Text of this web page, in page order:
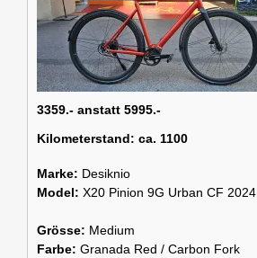
3359.- anstatt 5995.-
Kilometerstand: ca. 1100
Marke: Desiknio
Model: X20 Pinion 9G Urban CF 2024
Grösse: Medium
Farbe: Granada Red / Carbon Fork